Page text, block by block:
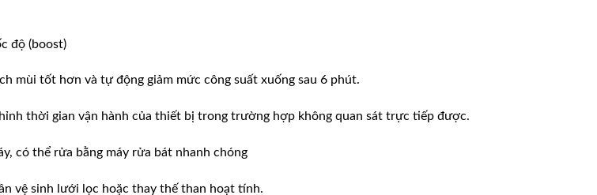
độ (boost)
mùi tốt hơn và tự động giảm mức công suất xuống sau 6 phút.
thời gian vận hành của thiết bị trong trường hợp không quan sát trực tiếp được.
có thể rửa bằng máy rửa bát nhanh chóng
vệ sinh lưới lọc hoặc thay thế than hoạt tính.